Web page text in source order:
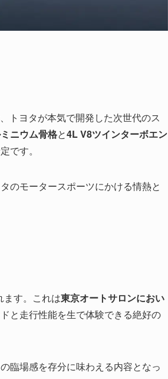
トヨタが本気で開発した次世代のス
ニウム骨格と4L V8ツインターボエン
です。
のモータースポーツにかける情熱と
ます。これは東京オートサロンにおい
と走行性能を生で体験できる絶好の
臨場感を存分に味わえる内容となっ